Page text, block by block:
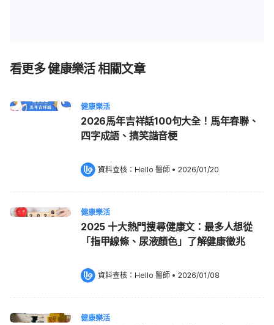
看更多 健康樂活 相關文章
健康樂活
2026馬年吉祥話100句大全！馬年春聯、
四字成語、搞笑諧音梗
資料查核： Hello 醫師 • 2026/01/20
健康樂活
2025 十大熱門搜尋健康文：最多人想從
「指甲線條、尿液顏色」了解健康徵兆
資料查核： Hello 醫師 • 2026/01/08
健康樂活